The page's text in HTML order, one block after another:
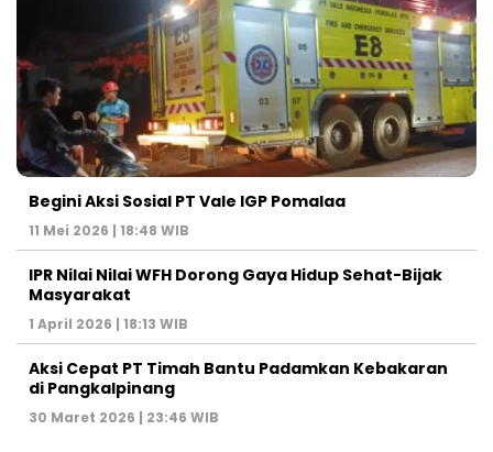
Begini Aksi Sosial PT Vale IGP Pomalaa
11 Mei 2026 | 18:48 WIB
IPR Nilai Nilai WFH Dorong Gaya Hidup Sehat-Bijak
Masyarakat
1 April 2026 | 18:13 WIB
Aksi Cepat PT Timah Bantu Padamkan Kebakaran
di Pangkalpinang
30 Maret 2026 | 23:46 WIB